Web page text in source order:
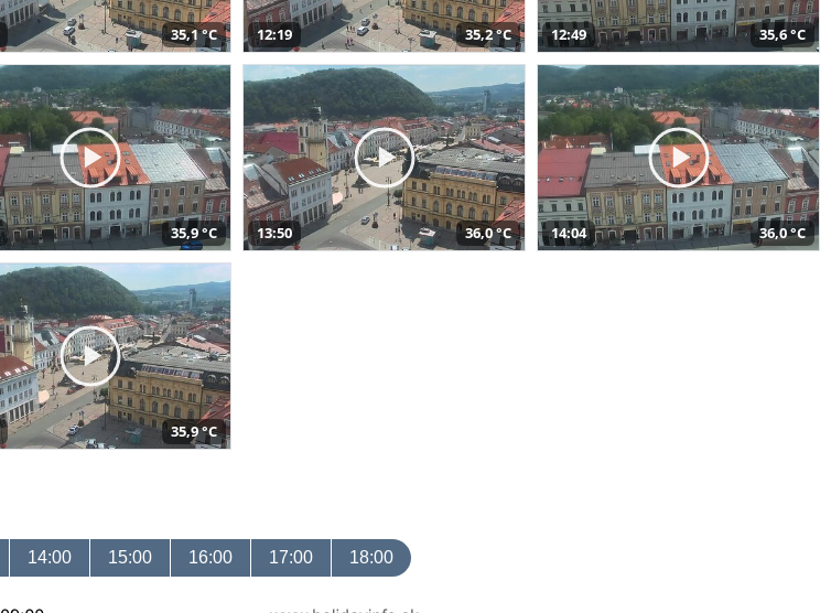
35,1 °C 12:19 35,2 °C 12:49 35,6 °C
35,9 °C 13:50 36,0 °C 14:04 36,0 °C
35,9 °C
14:00 15:00 16:00 17:00 18:00